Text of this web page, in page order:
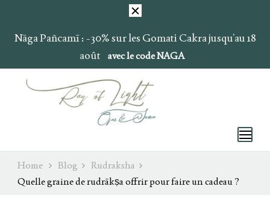
Nāga Pañcamī : -30% sur les Gomati Cakra jusqu’au 18
août
avec le code NAGA
Ojas & Soma
Ray of Light
Home Blog
Rudraksha
Quelle graine de rudrākṣa offrir pour faire un cadeau ?